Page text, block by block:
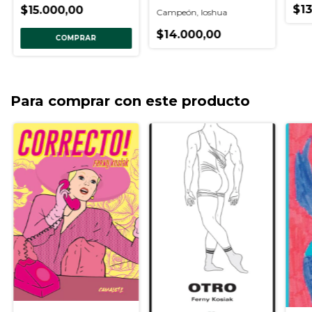
$15.000,00
COMPRAR
Campeón, Ioshua
$14.000,00
Para comprar con este producto